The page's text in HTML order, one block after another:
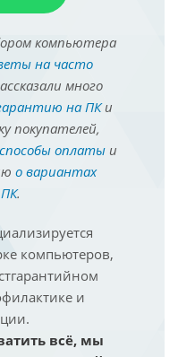
компьютера
на часто
много
на ПКи
покупателей,
способы оплатыи
о вариантах
.
компьютеров,
и
всё, мы